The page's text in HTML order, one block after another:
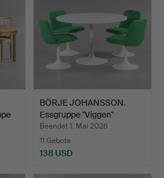
BÖRJE JOHANSSON.
Essgruppe "Viggen"
Johans…
Beendet 1. Mai 2026
11 Gebote
138 USD